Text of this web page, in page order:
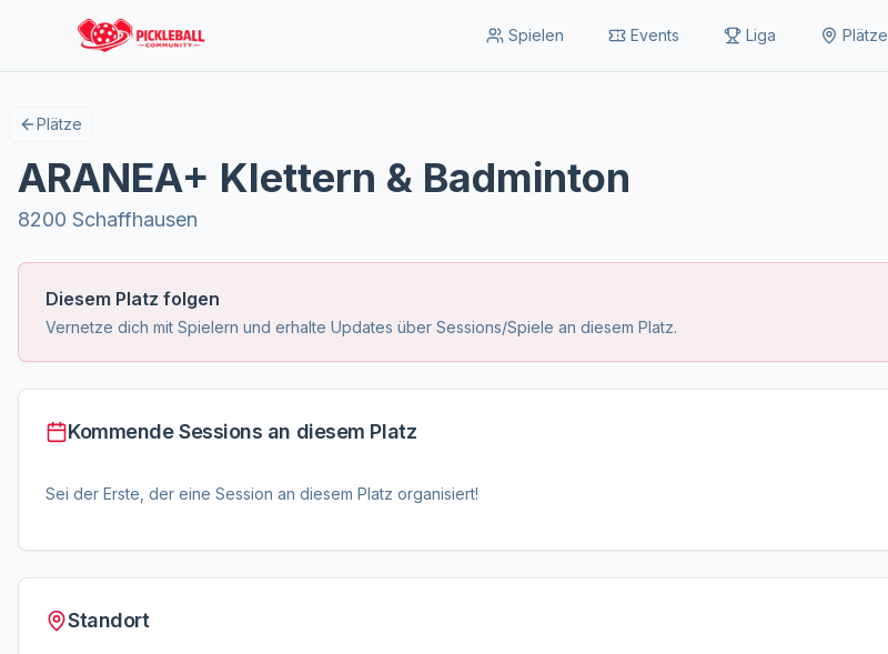
Spielen Events Liga Plätze
Plätze
ARANEA+ Klettern & Badminton
8200 Schaffhausen
Diesem Platz folgen
Vernetze dich mit Spielern und erhalte Updates über Sessions/Spiele an diesem Platz.
Kommende Sessions an diesem Platz
Sei der Erste, der eine Session an diesem Platz organisiert!
Standort